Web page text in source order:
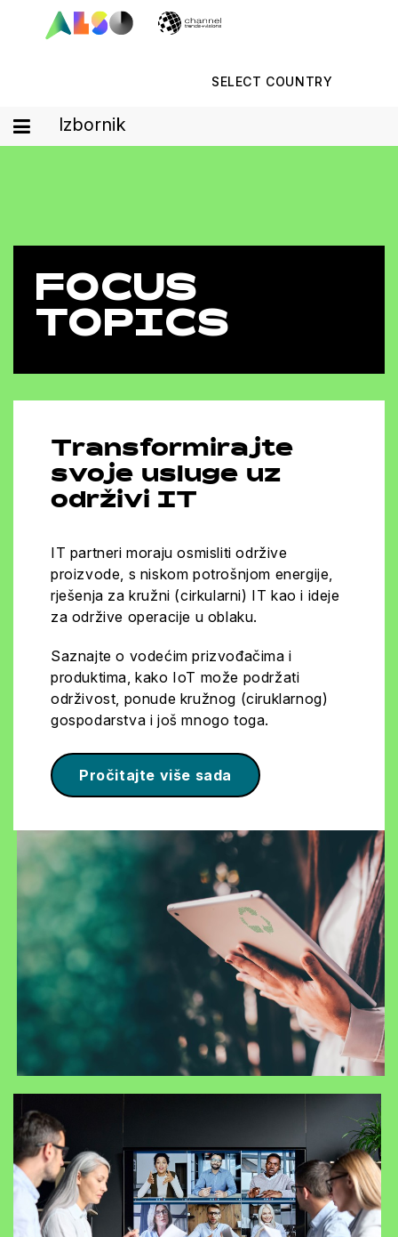
SELECT COUNTRY
Izbornik
FOCUS
TOPICS
Transformirajte
svoje usluge uz
održivi IT
IT partneri moraju osmisliti održive
proizvode, s niskom potrošnjom energije,
rješenja za kružni (cirkularni) IT kao i ideje
za održive operacije u oblaku.
Saznajte o vodećim prizvođačima i
produktima, kako IoT može podržati
održivost, ponude kružnog (ciruklarnog)
gospodarstva i još mnogo toga.
Pročitajte više sada